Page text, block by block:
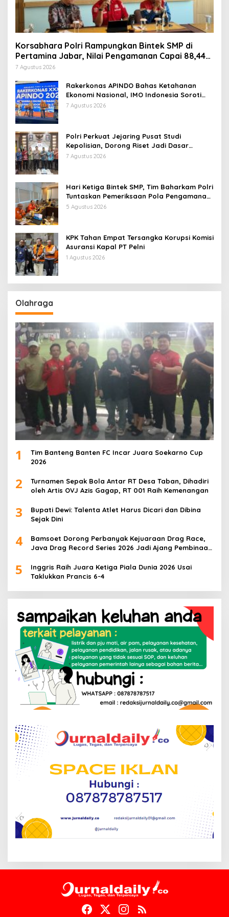
Korsabhara Polri Rampungkan Bintek SMP di
Pertamina Jabar, Nilai Pengamanan Capai 88,44
Persen
7 Agustus 2026
Rakerkonas APINDO Bahas Ketahanan
Ekonomi Nasional, IMO Indonesia Soroti
Pentingnya Kolaborasi Lintas Sektor
7 Agustus 2026
Polri Perkuat Jejaring Pusat Studi
Kepolisian, Dorong Riset Jadi Dasar
Kebijakan dan Inovasi
7 Agustus 2026
Hari Ketiga Bintek SMP, Tim Baharkam Polri
Tuntaskan Pemeriksaan Pola Pengamanan
Pertamina Patra Niaga Jabar
5 Agustus 2026
KPK Tahan Empat Tersangka Korupsi Komisi
Asuransi Kapal PT Pelni
1 Agustus 2026
Olahraga
1
Tim Banteng Banten FC Incar Juara Soekarno Cup
2026
2
Turnamen Sepak Bola Antar RT Desa Taban, Dihadiri
oleh Artis OVJ Azis Gagap, RT 001 Raih Kemenangan
3
Bupati Dewi: Talenta Atlet Harus Dicari dan Dibina
Sejak Dini
4
Bamsoet Dorong Perbanyak Kejuaraan Drag Race,
Java Drag Record Series 2026 Jadi Ajang Pembinaan
5
Inggris Raih Juara Ketiga Piala Dunia 2026 Usai
Taklukkan Prancis 6-4